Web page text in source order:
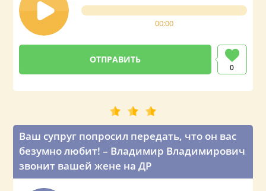
00:00
0
Ваш супруг попросил передать, что он вас
безумно любит! – Владимир Владимирович
звонит вашей жене на ДР